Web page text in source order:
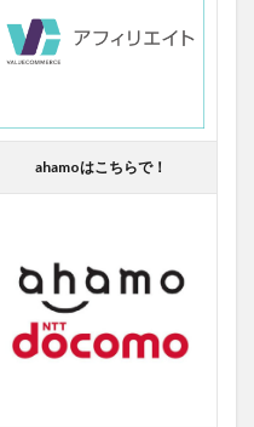
ahamoはこちらで！